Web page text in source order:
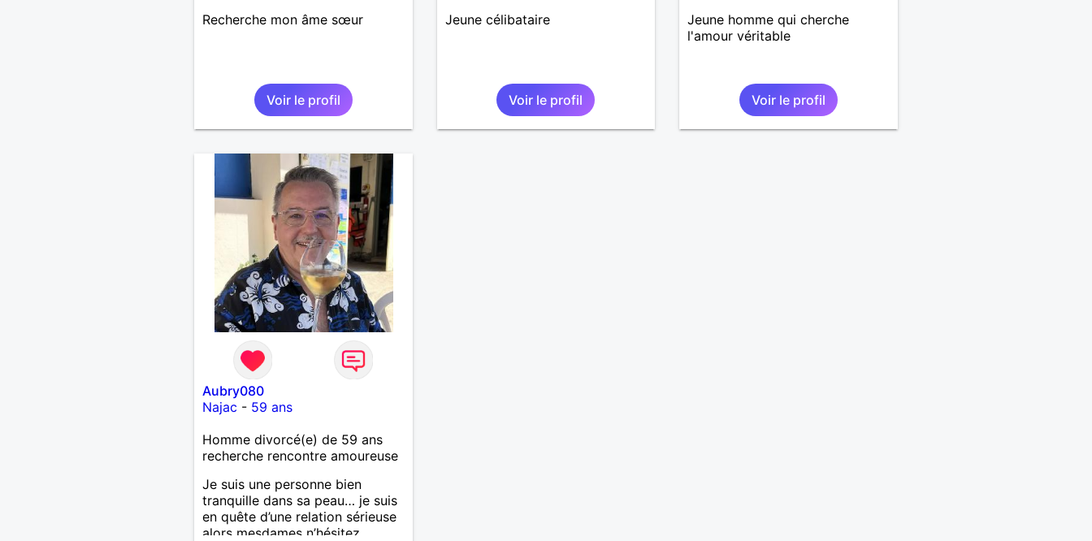
Recherche mon âme sœur
Voir le profil
Jeune célibataire
Voir le profil
Jeune homme qui cherche
l'amour véritable
Voir le profil
Aubry080
Najac - 59 ans
Homme divorcé(e) de 59 ans
recherche rencontre amoureuse
Je suis une personne bien
tranquille dans sa peau… je suis
en quête d’une relation sérieuse
alors mesdames n’hésitez